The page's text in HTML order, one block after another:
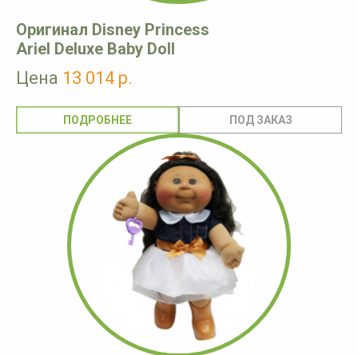
Оригинал Disney Princess
Ariel Deluxe Baby Doll
Цена 13 014 р.
ПОДРОБНЕЕ